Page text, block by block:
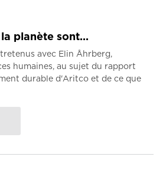
planète sont...
avec Elin Åhrberg,
humaines, au sujet du rapport
durable d'Aritco et de ce que